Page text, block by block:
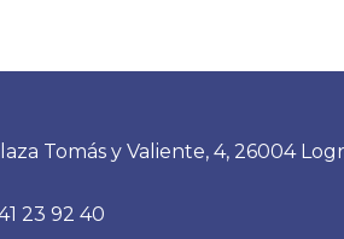
Tomás y Valiente, 4, 26004
23 92 40